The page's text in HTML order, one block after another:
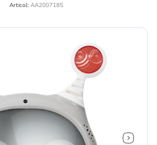
Articol: AA2007185